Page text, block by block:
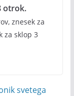
otrok.
znesek za
za sklop 3
svetega